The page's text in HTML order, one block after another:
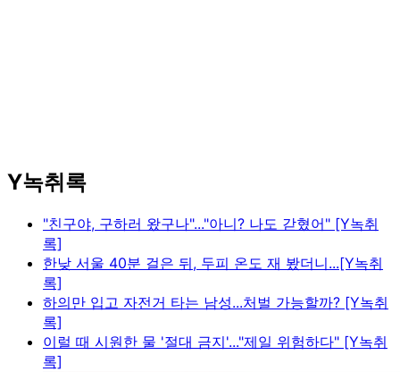
Y녹취록
"친구야, 구하러 왔구나"..."아니? 나도 갇혔어" [Y녹취
록]
한낮 서울 40분 걸은 뒤, 두피 온도 재 봤더니...[Y녹취
록]
하의만 입고 자전거 타는 남성...처벌 가능할까? [Y녹취
록]
이럴 때 시원한 물 '절대 금지'..."제일 위험하다" [Y녹취
록]